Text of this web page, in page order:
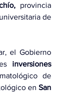
provincia
el Gobierno
inversiones
en San